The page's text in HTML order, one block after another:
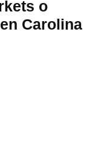
o
Carolina